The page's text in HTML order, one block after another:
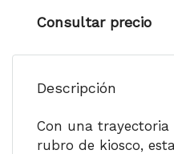
Consultar precio
Descripción
Con una trayectoria
rubro de kiosco,